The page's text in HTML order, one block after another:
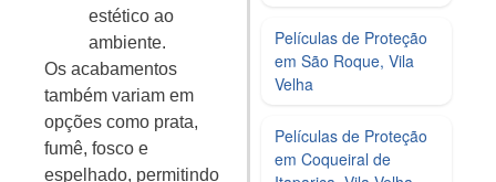
estético ao
ambiente.
Os acabamentos
também variam em
opções como prata,
fumê, fosco e
espelhado, permitindo
Películas de Proteção
em São Roque, Vila
Velha
Películas de Proteção
em Coqueiral de